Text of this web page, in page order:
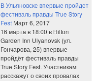
В Ульяновске впервые пройдет
фестиваль правды True Story
Fest Март 6, 2017
16 марта в 18:00 в Hilton
Garden Inn Ulyanovsk (ул.
Гончарова, 25) впервые
пройдёт фестиваль правды
True Story Fest. Участникам
расскажут о своих провалах